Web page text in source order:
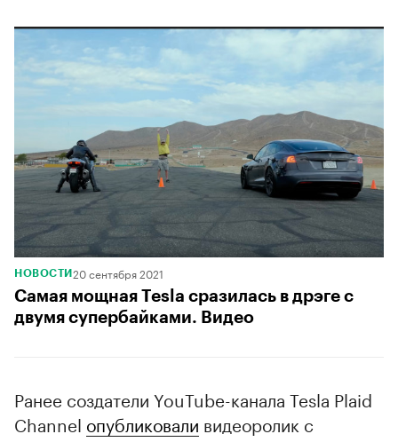
НОВОСТИ 20 сентября 2021
Самая мощная Tesla сразилась в дрэге с
двумя супербайками. Видео
Ранее создатели YouTube-канала Tesla Plaid
Channel опубликовали видеоролик с